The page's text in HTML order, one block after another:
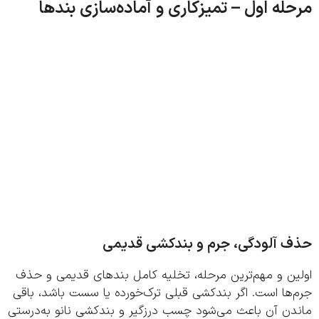
اول – تمیزکاری و آماده‌سازی بندها
آلودگی، جرم و بندکشی قدیمی
و مهم‌ترین مرحله، تخلیه کامل بندهای قدیمی و حذف
است. اگر بندکشی قبلی ترک‌خورده یا سست باشد، باقی
آن باعث می‌شود چسب درزگیر و بندکشی نانو به‌درستی